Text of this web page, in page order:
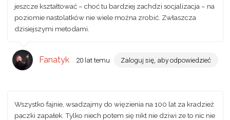
jeszcze kształtować – choć tu bardziej zachdzi socjalizacja – na
poziomie nastolatków nie wiele można zrobić. Zwłaszcza
dzisiejszymi metodami.
Fanatyk 20 lat temu Zaloguj się, aby odpowiedzieć
Wszystko fajnie, wsadzajmy do więzienia na 100 lat za kradzież
paczki zapałek. Tylko niech potem się nikt nie dziwi ze to nic nie